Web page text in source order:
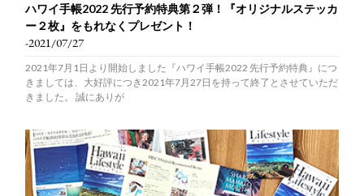
ハワイ手帳2022 先行予約特典第２弾！『オリジナルステッカ
ー２枚』をもれなくプレゼント！
-2021/07/27
2021年7月1日より開始しました『ハワイ手帳2022 先行予約特典』につ
きましては、大好評につき2021年7月27日を持って終了とさせていただ
きました。 誠にありが